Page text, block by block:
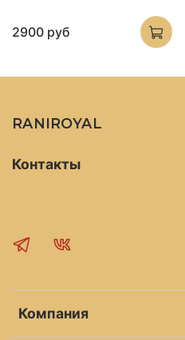
2900 руб
RANIROYAL
Компания
Контакты